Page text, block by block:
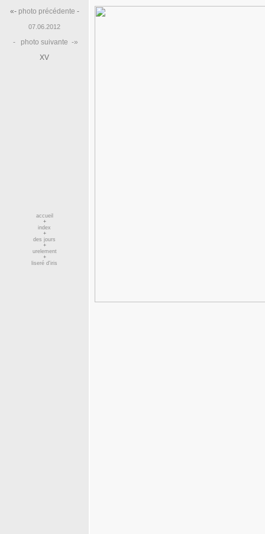
«-photo précédente -
07.06.2012
- photo suivante -»
XV
accueil
+
index
+
des jours
+
urelement
+
liseré d'iris